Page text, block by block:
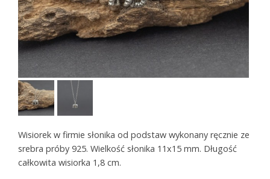
Wisiorek w firmie słonika od podstaw wykonany ręcznie ze
srebra próby 925. Wielkość słonika 11x15 mm. Długość
całkowita wisiorka 1,8 cm.